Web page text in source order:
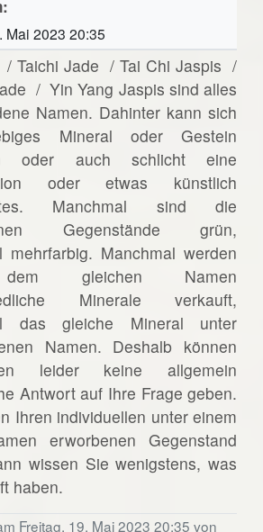
Mai 2023 20:35
/ Taichi Jade / Tai Chi Jaspis /
/ Yin Yang Jaspis sind alles
Namen. Dahinter kann sich
Mineral oder Gestein
oder auch schlicht eine
oder etwas künstlich
Manchmal sind die
Gegenstände grün,
mehrfarbig. Manchmal werden
gleichen Namen
Minerale verkauft,
das gleiche Mineral unter
Namen. Deshalb können
leider keine allgemein
Antwort auf Ihre Frage geben.
Ihren individuellen unter einem
erworbenen Gegenstand
wissen Sie wenigstens, was
haben.
Freitag, 19. Mai 2023 20:35 von